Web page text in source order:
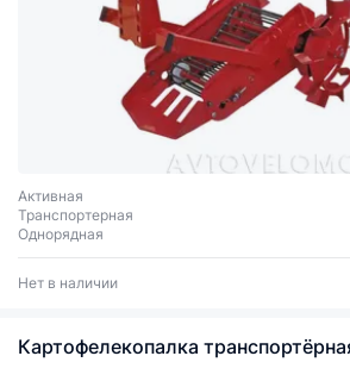
Активная
Транспортерная
Однорядная
Нет в наличии
Картофелекопалка